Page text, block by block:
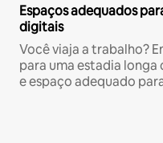
Espaços adequados
digitais
Você viaja a trabalho?
para uma estadia
e espaço adequado